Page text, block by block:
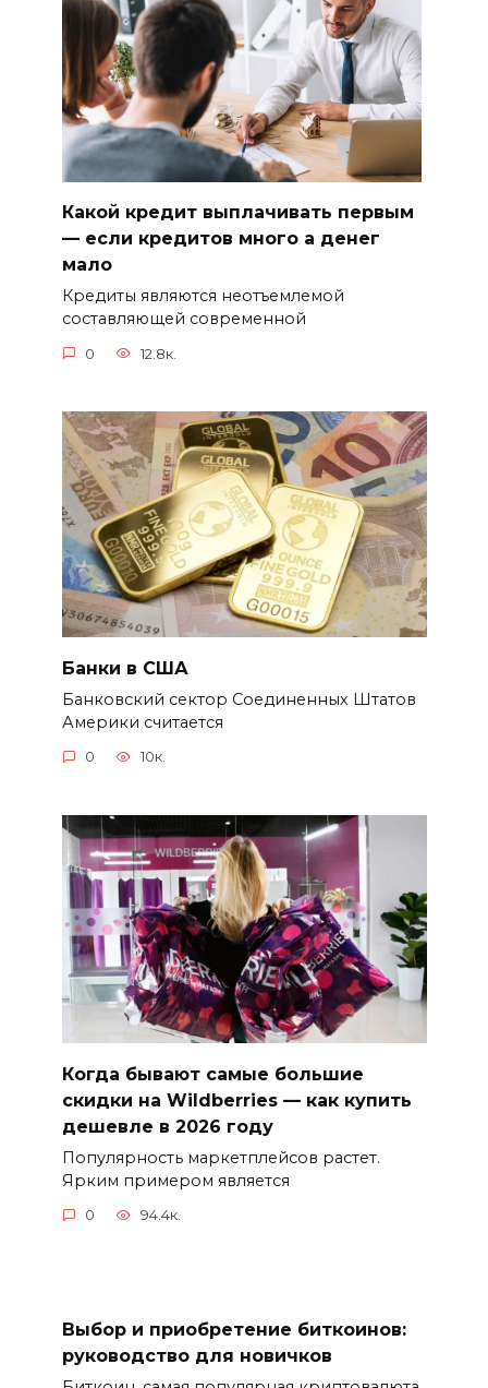
Какой кредит выплачивать первым
— если кредитов много а денег
мало
Кредиты являются неотъемлемой
составляющей современной
0 12.8к.
Банки в США
Банковский сектор Соединенных Штатов
Америки считается
0 10к.
Когда бывают самые большие
скидки на Wildberries — как купить
дешевле в 2026 году
Популярность маркетплейсов растет.
Ярким примером является
0 94.4к.
Выбор и приобретение биткоинов:
руководство для новичков